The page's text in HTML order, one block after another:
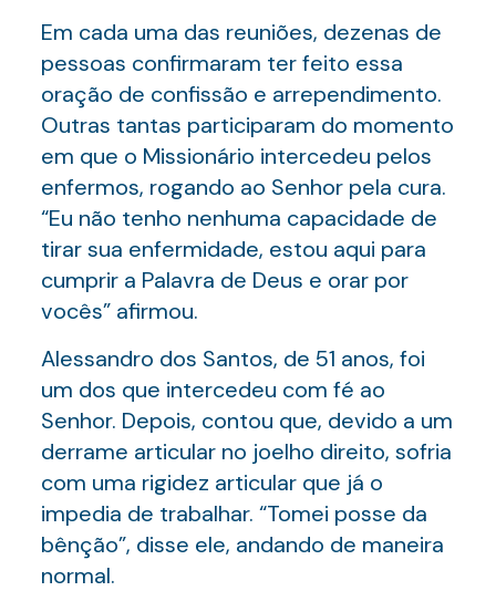
Em cada uma das reuniões, dezenas de
pessoas confirmaram ter feito essa
oração de confissão e arrependimento.
Outras tantas participaram do momento
em que o Missionário intercedeu pelos
enfermos, rogando ao Senhor pela cura.
“Eu não tenho nenhuma capacidade de
tirar sua enfermidade, estou aqui para
cumprir a Palavra de Deus e orar por
vocês” afirmou.
Alessandro dos Santos, de 51 anos, foi
um dos que intercedeu com fé ao
Senhor. Depois, contou que, devido a um
derrame articular no joelho direito, sofria
com uma rigidez articular que já o
impedia de trabalhar. “Tomei posse da
bênção”, disse ele, andando de maneira
normal.